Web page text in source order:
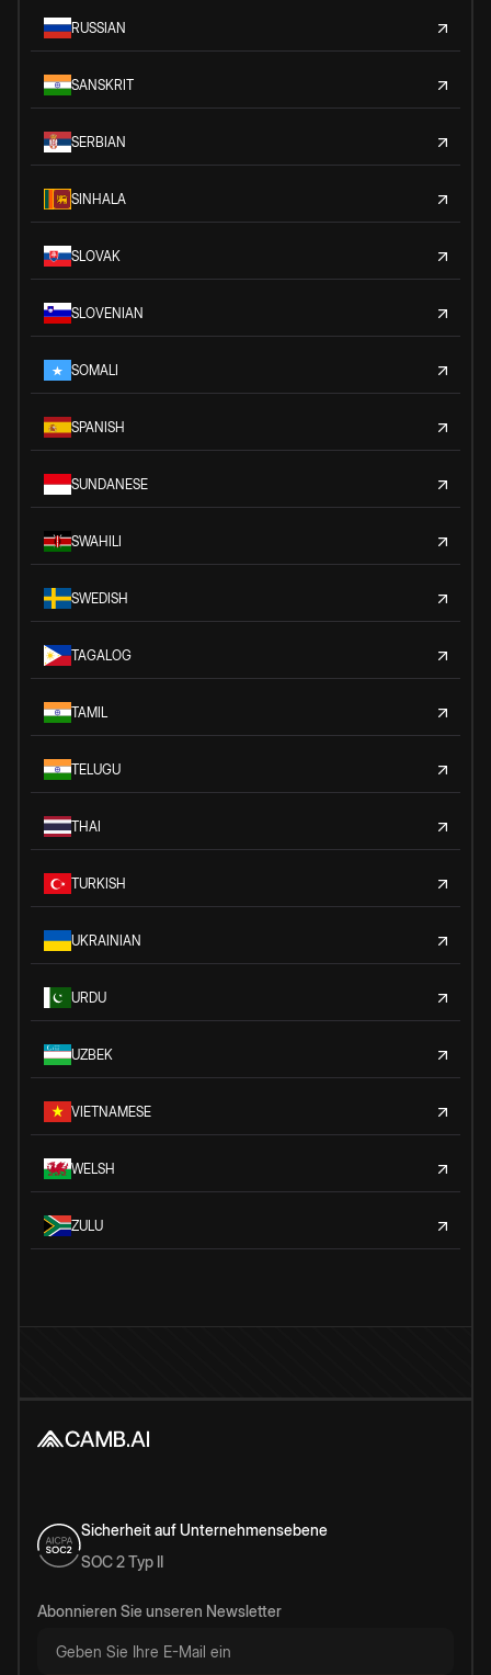
RUSSIAN
SANSKRIT
SERBIAN
SINHALA
SLOVAK
SLOVENIAN
SOMALI
SPANISH
SUNDANESE
SWAHILI
SWEDISH
TAGALOG
TAMIL
TELUGU
THAI
TURKISH
UKRAINIAN
URDU
UZBEK
VIETNAMESE
WELSH
ZULU
Sicherheit auf Unternehmensebene
SOC 2 Typ II
Abonnieren Sie unseren Newsletter